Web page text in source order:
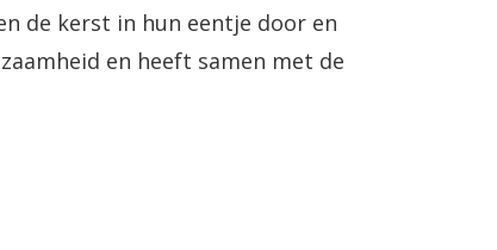
de kerst in hun eentje door en
en heeft samen met de